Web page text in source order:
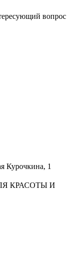
вопрос
Курочкина, 1
КРАСОТЫ И